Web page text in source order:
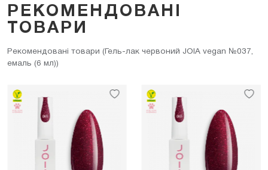
РЕКОМЕНДОВАНІ
ТОВАРИ
Рекомендовані товари (Гель-лак червоний JOIA vegan №037,
емаль (6 мл))